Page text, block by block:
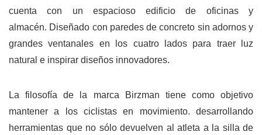
cuenta con un espacioso edificio de oficinas y
almacén. Diseñado con paredes de concreto sin adornos y
grandes ventanales en los cuatro lados para traer luz
natural e inspirar diseños innovadores.
La filosofía de la marca Birzman tiene como objetivo
mantener a los ciclistas en movimiento. desarrollando
herramientas que no sólo devuelven al atleta a la silla de